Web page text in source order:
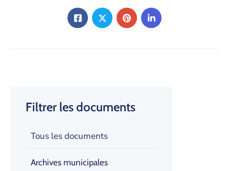
Filtrer les documents
Tous les documents
Archives municipales